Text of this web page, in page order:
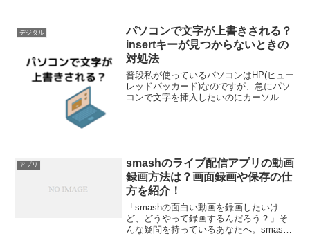
デジタル
パソコンで文字が上書きされる？
insertキーが見つからないときの
対処法
普段私が使っているパソコンはHP(ヒュー
レッドパッカード)なのですが、急にパソ
コンで文字を挿入したいのにカーソルよ
アプリ
smashのライブ配信アプリの動画
録画方法は？画面録画や保存の仕
方を紹介！
「smashの面白い動画を録画したいけ
ど、どうやって録画するんだろう？」そ
んな疑問を持っているあなたへ。smash